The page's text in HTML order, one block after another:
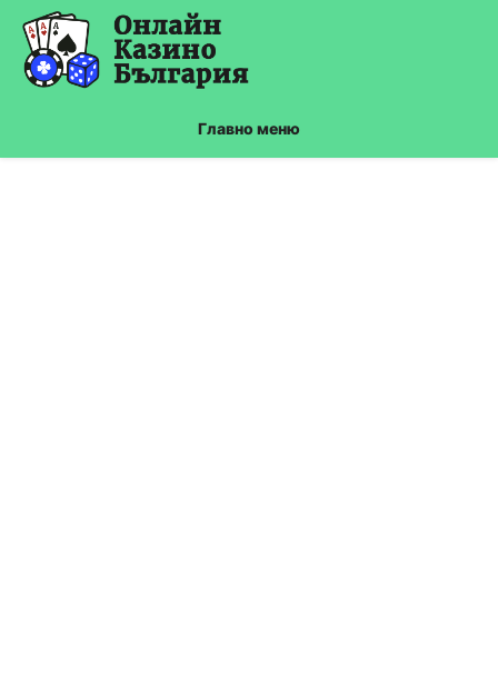
Skip
content
Главно меню